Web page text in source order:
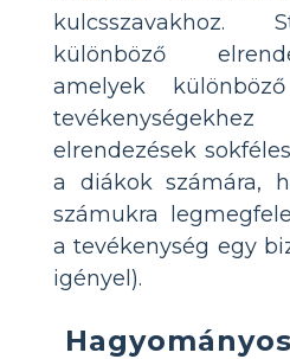
kulcsszavakhoz.
különböző
amelyek
elrendezések
a diákok számára,
számukra
a tevékenység egy
igényel).